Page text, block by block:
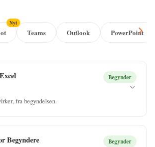
Nyt
Teams Outlook PowerPoint
fra begyndelsen.
Begynder
tilGrundlæggende Excel
adgang til alle vores kurser
Begyndere Begynder